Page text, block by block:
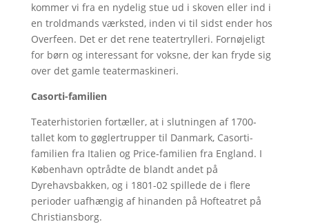
kommer vi fra en nydelig stue ud i skoven eller ind i
en troldmands værksted, inden vi til sidst ender hos
Overfeen. Det er det rene teatertrylleri. Fornøjeligt
for børn og interessant for voksne, der kan fryde sig
over det gamle teatermaskineri.
Casorti-familien
Teaterhistorien fortæller, at i slutningen af 1700-
tallet kom to gøglertrupper til Danmark, Casorti-
familien fra Italien og Price-familien fra England. I
København optrådte de blandt andet på
Dyrehavsbakken, og i 1801-02 spillede de i flere
perioder uafhængig af hinanden på Hofteatret på
Christiansborg.